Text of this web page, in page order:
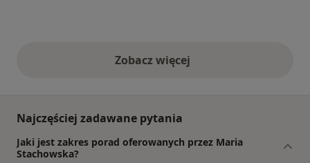
Zobacz więcejopinie powyżej
Najczęściej zadawane pytania
Jaki jest zakres porad oferowanych przez Maria
Stachowska?